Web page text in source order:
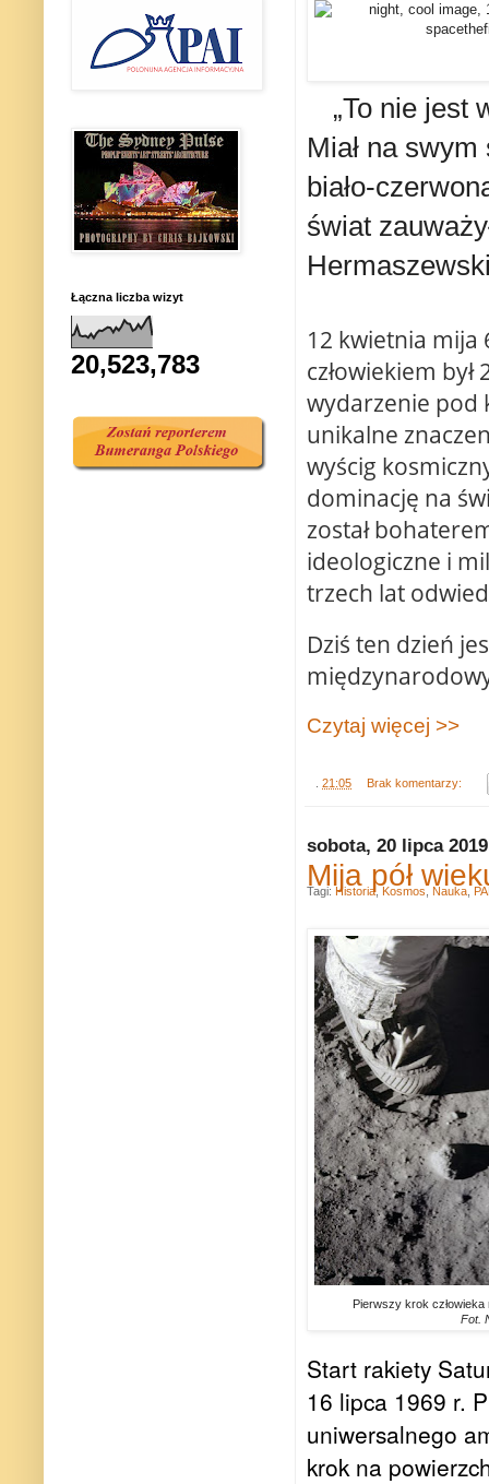
„To nie jest
Miał na
biało-
świat
12 kwietnia mija
człowiekiem
wydarzenie pod
unikalne
wyścig
dominację na
został
ideologiczne i
trzech lat
Dziś ten dzień
Czytaj więcej >>
21:05 Brak komentarzy:
sobota, 20 lipca 2019
Mija pół
Pierwszy krok
Fot.
Start rakiety
16 lipca 1969 r.
uniwersalnego
krok na
Tagi: Historia, Kosmos, Nauka,
Łączna liczba wizyt
20,523,783